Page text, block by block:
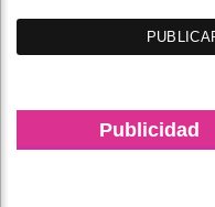
Publicidad